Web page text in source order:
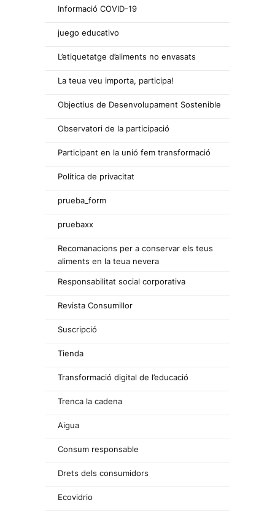
Informació COVID-19
juego educativo
L’etiquetatge d’aliments no envasats
La teua veu importa, participa!
Objectius de Desenvolupament Sostenible
Observatori de la participació
Participant en la unió fem transformació
Política de privacitat
prueba_form
pruebaxx
Recomanacions per a conservar els teus
aliments en la teua nevera
Responsabilitat social corporativa
Revista Consumillor
Suscripció
Tienda
Transformació digital de l’educació
Trenca la cadena
Aigua
Consum responsable
Drets dels consumidors
Ecovidrio